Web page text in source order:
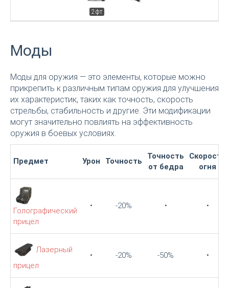
2фт
Моды
Моды для оружия — это элементы, которые можно
прикрепить к различным типам оружия для улучшения
их характеристик, таких как точность, скорость
стрельбы, стабильность и другие. Эти модификации
могут значительно повлиять на эффективность
оружия в боевых условиях.
Предмет Урон Точность
Точность
от бедра
Скорость
огня
Голографический
прицел
• -20% • •
Лазерный
прицел
• -20% -50% •